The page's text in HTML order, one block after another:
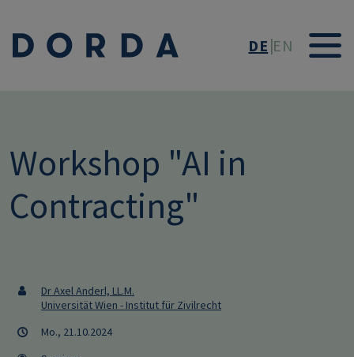
DE EN
Workshop "AI in
Contracting"
Dr Axel Anderl, LL.M.
Universität Wien - Institut für Zivilrecht
Mo., 21.10.2024